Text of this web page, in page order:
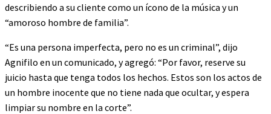
describiendo a su cliente como un ícono de la música y un
“amoroso hombre de familia”.
“Es una persona imperfecta, pero no es un criminal”, dijo
Agnifilo en un comunicado, y agregó: “Por favor, reserve su
juicio hasta que tenga todos los hechos. Estos son los actos de
un hombre inocente que no tiene nada que ocultar, y espera
limpiar su nombre en la corte”.